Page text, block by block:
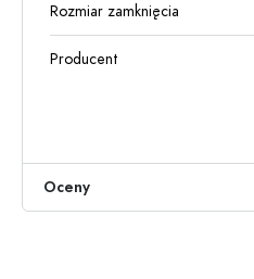
Rozmiar zamknięcia
Producent
Oceny